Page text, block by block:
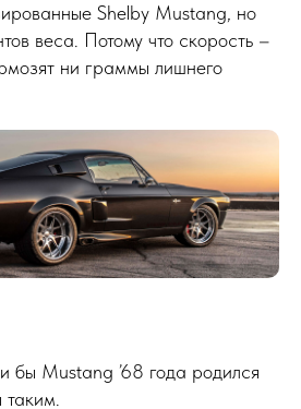
Shelby Mustang, но
веса. Потому что скорость –
ни граммы лишнего
Mustang ’68 года родился
таким.